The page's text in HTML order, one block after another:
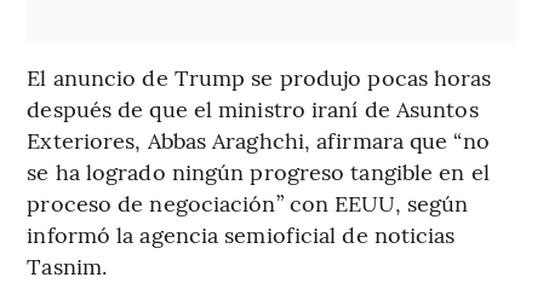
El anuncio de Trump se produjo pocas horas
después de que el ministro iraní de Asuntos
Exteriores, Abbas Araghchi, afirmara que “no
se ha logrado ningún progreso tangible en el
proceso de negociación” con EEUU, según
informó la agencia semioficial de noticias
Tasnim.